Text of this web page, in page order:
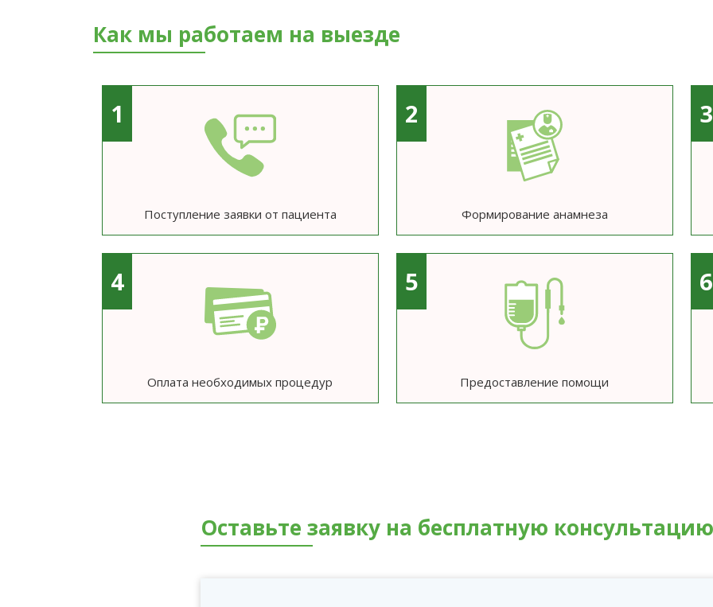
Как мы работаем на выезде
1
Поступление заявки от пациента
2
Формирование анамнеза
3
4
Оплата необходимых процедур
5
Предоставление помощи
6
Оставьте заявку на бесплатную консультацию